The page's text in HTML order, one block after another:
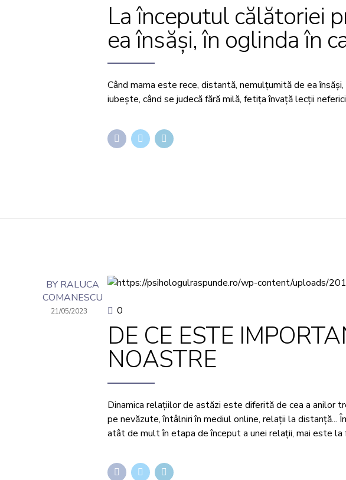
La începutul călătoriei
ea însăși, în oglinda în
Când mama este rece, distantă, nemulțumită de ea
iubește, când se judecă fără milă, fetița învață lecții
BY RALUCA
COMANESCU
21/05/2023 0
DE CE ESTE
NOASTRE
Dinamica relațiilor de astăzi este diferită de cea a anilor
pe nevăzute, întâlniri în mediul online, relații la distanță...
atât de mult în etapa de început a unei relații, mai este